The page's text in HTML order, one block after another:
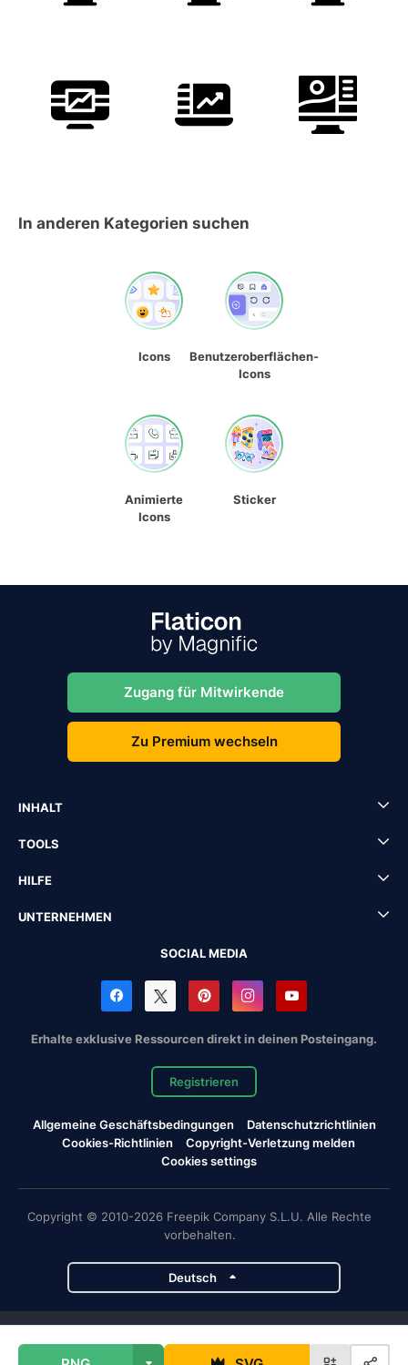
In anderen Kategorien suchen
Icons
Benutzeroberflächen-
Icons
Animierte
Icons
Sticker
Zugang für Mitwirkende
Zu Premium wechseln
INHALT
TOOLS
HILFE
UNTERNEHMEN
SOCIAL MEDIA
Erhalte exklusive Ressourcen direkt in deinen Posteingang.
Registrieren
Allgemeine Geschäftsbedingungen
Datenschutzrichtlinien
Cookies-Richtlinien
Copyright-Verletzung melden
Cookies settings
Copyright © 2010-2026 Freepik Company S.L.U. Alle Rechte
vorbehalten.
Deutsch